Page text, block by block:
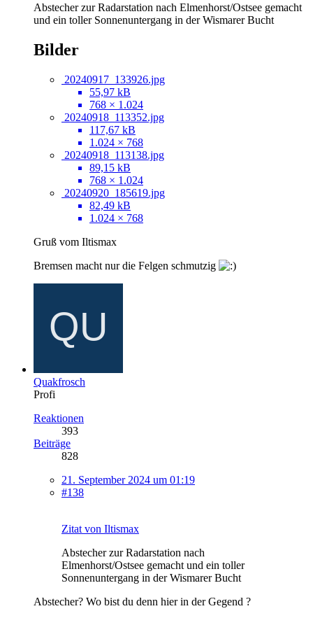
Abstecher zur Radarstation nach Elmenhorst/Ostsee gemacht
und ein toller Sonnenuntergang in der Wismarer Bucht
Bilder
20240917_133926.jpg
55,97 kB
768 × 1.024
20240918_113352.jpg
117,67 kB
1.024 × 768
20240918_113138.jpg
89,15 kB
768 × 1.024
20240920_185619.jpg
82,49 kB
1.024 × 768
Gruß vom Iltismax
Bremsen macht nur die Felgen schmutzig
Quakfrosch
Profi
Reaktionen
393
Beiträge
828
21. September 2024 um 01:19
#138
Zitat von Iltismax
Abstecher zur Radarstation nach
Elmenhorst/Ostsee gemacht und ein toller
Sonnenuntergang in der Wismarer Bucht
Abstecher? Wo bist du denn hier in der Gegend ?